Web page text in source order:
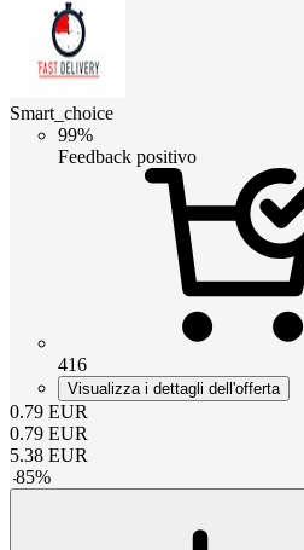
Smart_choice
99%
Feedback positivo
416
Visualizza i dettagli dell'offerta
0.79 EUR
0.79 EUR
5.38 EUR
-85%